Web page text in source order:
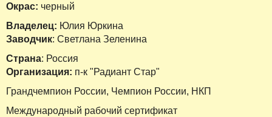
Окрас: черный
Владелец: Юлия Юркина
Заводчик: Светлана Зеленина
Страна: Россия
Организация: п-к "Радиант Стар"
Грандчемпион России, Чемпион России, НКП
Международный рабочий сертификат